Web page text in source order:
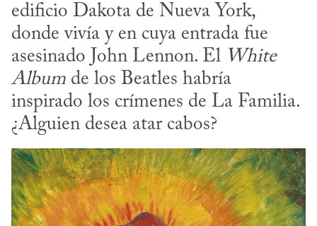
edificio Dakota de Nueva York,
donde vivía y en cuya entrada fue
asesinado John Lennon. El White
Album de los Beatles habría
inspirado los crímenes de La Familia.
¿Alguien desea atar cabos?